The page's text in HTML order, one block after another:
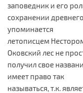
заповедник и его
сохранении
упоминается
летописцем
Оковский лес не
получил свое
имеет право так
называться, т.к.